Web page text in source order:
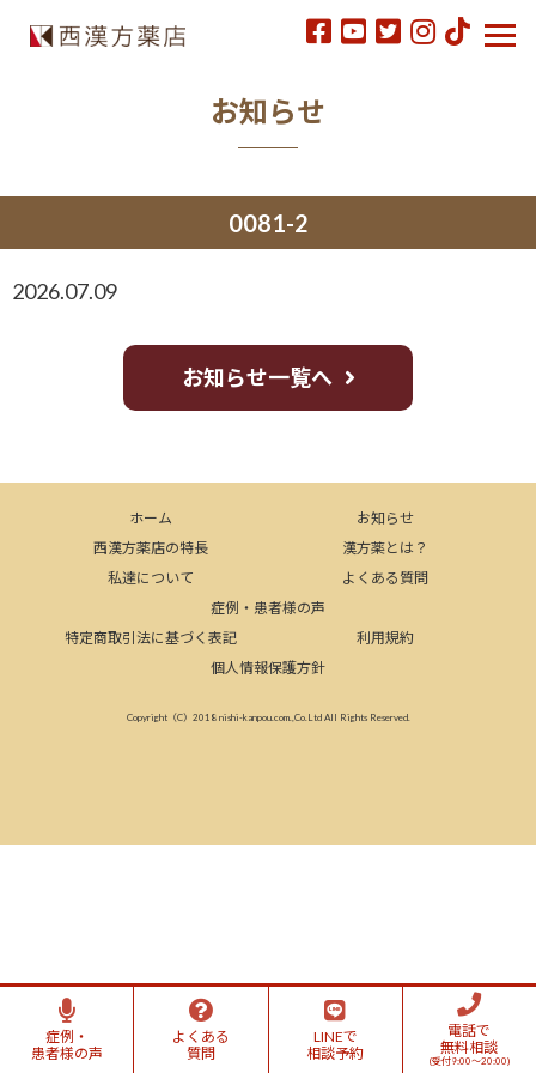
お知らせ
0081-2
2026.07.09
お知らせ一覧へ
ホーム
お知らせ
西漢方薬店の特長
漢方薬とは？
私達について
よくある質問
症例・患者様の声
特定商取引法に基づく表記
利用規約
個人情報保護方針
Copyright（C）2018 nishi-kanpou.com.,Co.Ltd All Rights Reserved.
症例・
患者様の声
よくある
質問
LINEで
相談予約
電話で
無料相談
(受付9:00～20:00)